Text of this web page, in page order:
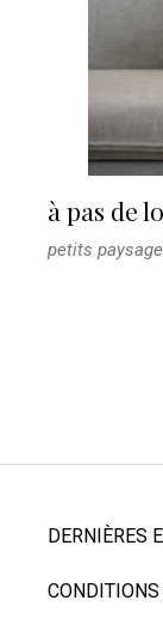
à pas de
petits
DERNIÈRES
CONDITIONS